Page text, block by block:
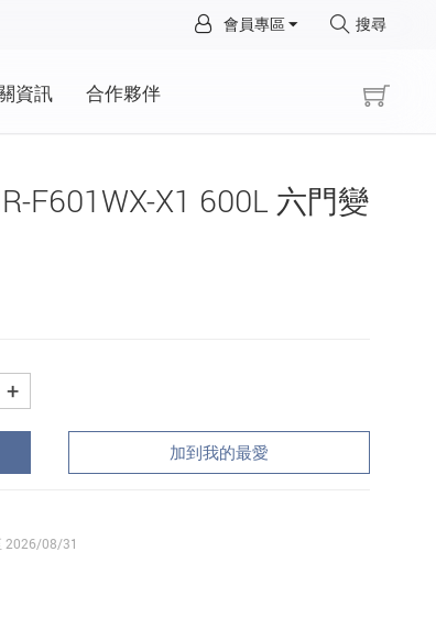
會員專區 搜尋
資訊 合作夥伴
F601WX-X1 600L 六門變
+
加到我的最愛
2026/08/31
×